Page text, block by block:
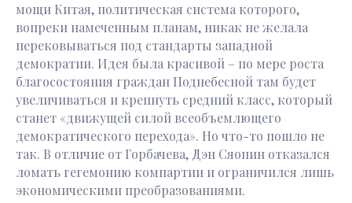
мощи Китая, политическая система которого,
вопреки намеченным планам, никак не желала
перековываться под стандарты западной
демократии. Идея была красивой – по мере роста
благосостояния граждан Поднебесной там будет
увеличиваться и крепнуть средний класс, который
станет «движущей силой всеобъемлющего
демократического перехода». Но что-то пошло не
так. В отличие от Горбачева, Дэн Сяопин отказался
ломать гегемонию компартии и ограничился лишь
экономическими преобразованиями.